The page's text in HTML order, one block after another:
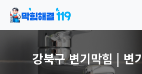
강북구 변기막힘 | 변